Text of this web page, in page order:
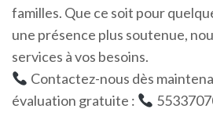
familles. Que ce soit pour
une présence plus soutenue,
services à vos besoins.
Contactez-nous dès
évaluation gratuite :